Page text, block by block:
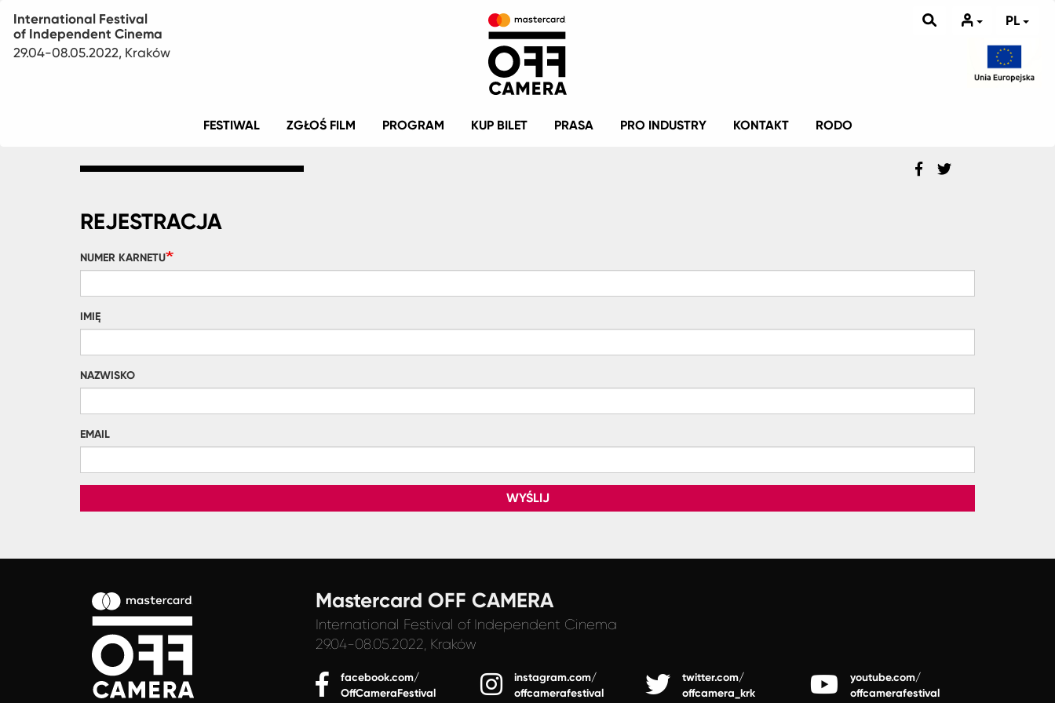
International Festival
of Independent Cinema
29.04-08.05.2022, Kraków
PL
FESTIWAL ZGŁOŚ FILM PROGRAM KUP BILET PRASA PRO INDUSTRY KONTAKT RODO
REJESTRACJA
NUMER KARNETU
IMIĘ
NAZWISKO
EMAIL
WYŚLIJ
Mastercard OFF CAMERA
International Festival of Independent Cinema
29.04-08.05.2022, Kraków
facebook.com/
OffCameraFestival
instagram.com/
offcamerafestival
twitter.com/
offcamera_krk
youtube.com/
offcamerafestival